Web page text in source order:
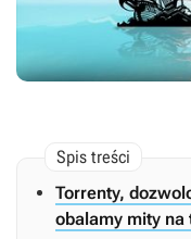
Torrenty,
obalamy mity